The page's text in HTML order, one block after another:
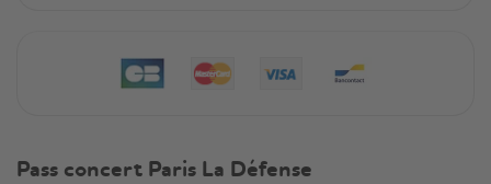
Pass concert Paris La Défense